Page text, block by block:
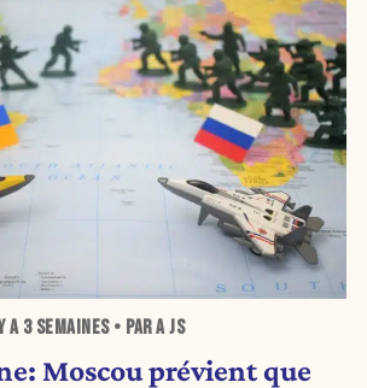
A3 SEMAINES• PAR A JS
Moscou prévient que